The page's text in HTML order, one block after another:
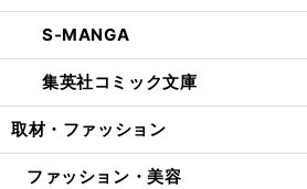
S-MANGA
集英社コミック文庫
取材・ファッション
ファッション・美容